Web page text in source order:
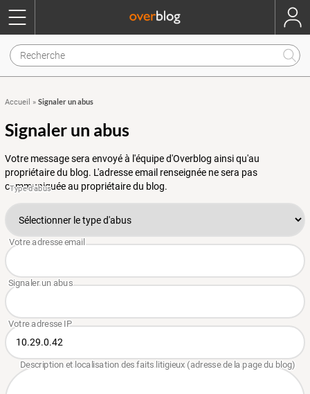
Accueil » Signaler un abus
Signaler un abus
Votre message sera envoyé à l'équipe d'Overblog ainsi qu'au
propriétaire du blog. L'adresse email renseignée ne sera pas
communiquée au propriétaire du blog.